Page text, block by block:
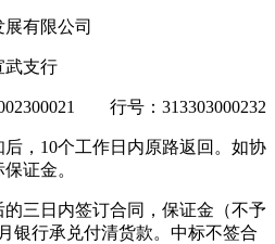
有限公司
武支行
行号：313303000232
，10个工作日内原路返回。如协
证金。
三日内签订合同，保证金（不予
银行承兑付清货款。中标不签合